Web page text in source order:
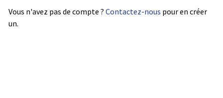
Vous n'avez pas de compte ? Contactez-nous pour en créer
un.